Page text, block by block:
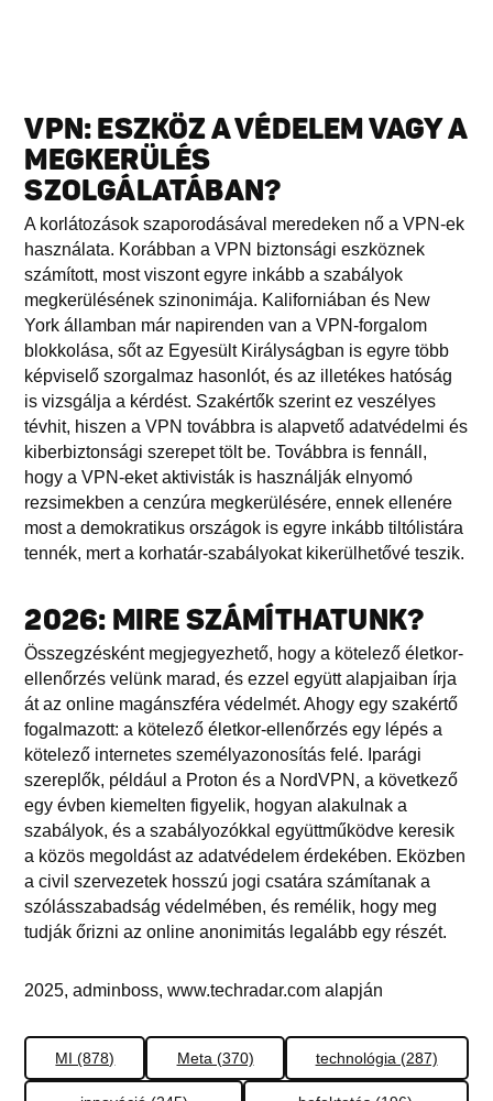
VPN: ESZKÖZ A VÉDELEM VAGY A
MEGKERÜLÉS
SZOLGÁLATÁBAN?
A korlátozások szaporodásával meredeken nő a VPN-ek
használata. Korábban a VPN biztonsági eszköznek
számított, most viszont egyre inkább a szabályok
megkerülésének szinonimája. Kaliforniában és New
York államban már napirenden van a VPN-forgalom
blokkolása, sőt az Egyesült Királyságban is egyre több
képviselő szorgalmaz hasonlót, és az illetékes hatóság
is vizsgálja a kérdést. Szakértők szerint ez veszélyes
tévhit, hiszen a VPN továbbra is alapvető adatvédelmi és
kiberbiztonsági szerepet tölt be. Továbbra is fennáll,
hogy a VPN-eket aktivisták is használják elnyomó
rezsimekben a cenzúra megkerülésére, ennek ellenére
most a demokratikus országok is egyre inkább tiltólistára
tennék, mert a korhatár-szabályokat kikerülhetővé teszik.
2026: MIRE SZÁMÍTHATUNK?
Összegzésként megjegyezhető, hogy a kötelező életkor-
ellenőrzés velünk marad, és ezzel együtt alapjaiban írja
át az online magánszféra védelmét. Ahogy egy szakértő
fogalmazott: a kötelező életkor-ellenőrzés egy lépés a
kötelező internetes személyazonosítás felé. Iparági
szereplők, például a Proton és a NordVPN, a következő
egy évben kiemelten figyelik, hogyan alakulnak a
szabályok, és a szabályozókkal együttműködve keresik
a közös megoldást az adatvédelem érdekében. Eközben
a civil szervezetek hosszú jogi csatára számítanak a
szólásszabadság védelmében, és remélik, hogy meg
tudják őrizni az online anonimitás legalább egy részét.
2025, adminboss, www.techradar.com alapján
MI (878) Meta (370) technológia (287)